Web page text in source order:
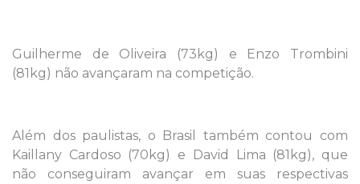
Guilherme de Oliveira (73kg) e Enzo Trombini
(81kg) não avançaram na competição.
Além dos paulistas, o Brasil também contou com
Kaillany Cardoso (70kg) e David Lima (81kg), que
não conseguiram avançar em suas respectivas